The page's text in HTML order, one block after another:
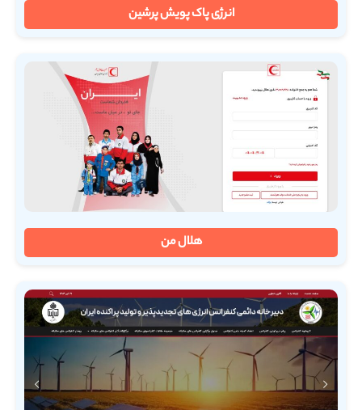
انرژی پاک پویش پرشین
هلال من